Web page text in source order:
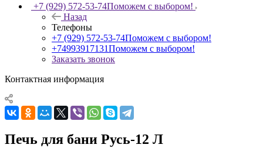
+7 (929) 572-53-74Поможем с выбором!
Назад
Телефоны
+7 (929) 572-53-74Поможем с выбором!
+74993917131Поможем с выбором!
Заказать звонок
Контактная информация
Печь для бани Русь-12 Л